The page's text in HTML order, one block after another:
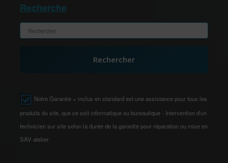
Recherche
Rechercher
Notre Garantie + inclus en standard est une assistance pour tous les
produits du site, que ce soit informatique ou bureautique - Intervention d'un
technicien sur site selon la durée de la garantie pour réparation ou mise en
SAV atelier